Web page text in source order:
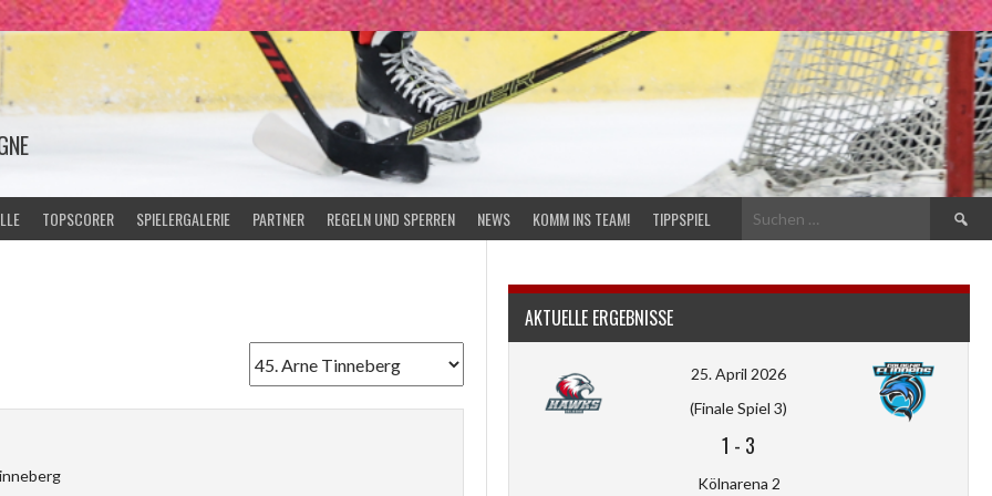
TOPSCORER SPIELERGALERIE PARTNER REGELN UND SPERREN NEWS KOMM INS TEAM! TIPPSPIEL
Suchen
nach:
AKTUELLE ERGEBNISSE
25. April 2026
(Finale Spiel 3)
1 - 3
Kölnarena 2